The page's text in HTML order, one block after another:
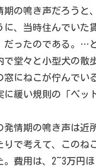
期の鳴き声だろうと
に、当時住んでいた
だったのである。…
で堂々と小型犬の散
窓にねこが佇んでい
に緩い規則の「ペッ
発情期の鳴き声は近
りで考えて、このね
。費用は、2~3万円